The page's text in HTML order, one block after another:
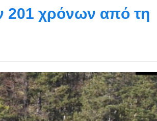
201 χρόνων από τη